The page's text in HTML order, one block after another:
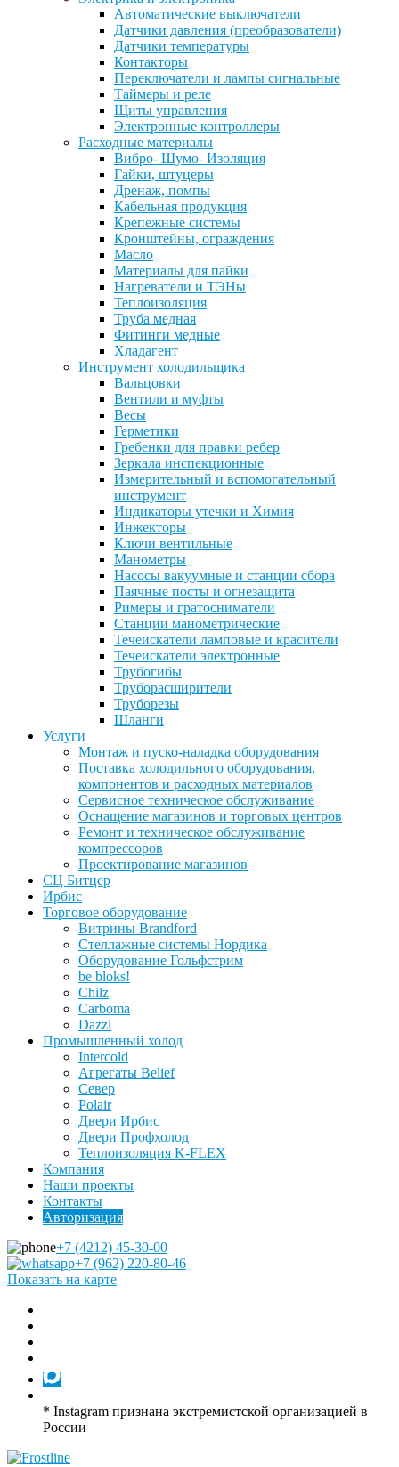
Автоматические выключатели
Датчики давления (преобразователи)
Датчики температуры
Контакторы
Переключатели и лампы сигнальные
Таймеры и реле
Щиты управления
Электронные контроллеры
Расходные материалы
Вибро- Шумо- Изоляция
Гайки, штуцеры
Дренаж, помпы
Кабельная продукция
Крепежные системы
Кронштейны, ограждения
Масло
Материалы для пайки
Нагреватели и ТЭНы
Теплоизоляция
Труба медная
Фитинги медные
Хладагент
Инструмент холодильщика
Вальцовки
Вентили и муфты
Весы
Герметики
Гребенки для правки ребер
Зеркала инспекционные
Измерительный и вспомогательный
инструмент
Индикаторы утечки и Химия
Инжекторы
Ключи вентильные
Манометры
Насосы вакуумные и станции сбора
Паячные посты и огнезащита
Римеры и гратосниматели
Станции манометрические
Течеискатели ламповые и красители
Течеискатели электронные
Трубогибы
Труборасширители
Труборезы
Шланги
Услуги
Монтаж и пуско-наладка оборудования
Поставка холодильного оборудования,
компонентов и расходных материалов
Сервисное техническое обслуживание
Оснащение магазинов и торговых центров
Ремонт и техническое обслуживание
компрессоров
Проектирование магазинов
СЦ Битцер
Ирбис
Торговое оборудование
Витрины Brandford
Стеллажные системы Нордика
Оборудование Гольфстрим
be bloks!
Chilz
Carboma
Dazzl
Промышленный холод
Intercold
Агрегаты Belief
Север
Polair
Двери Ирбис
Двери Профхолод
Теплоизоляция K-FLEX
Компания
Наши проекты
Контакты
Авторизация
+7 (4212) 45-30-00
+7 (962) 220-80-46
Показать на карте
* Instagram признана экстремистской организацией в
России